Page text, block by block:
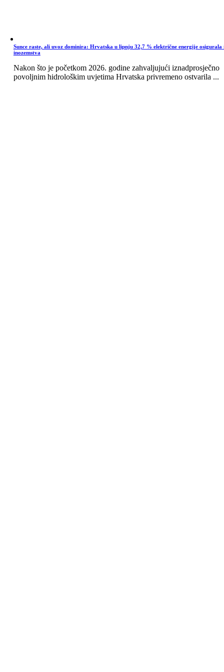
Sunce raste, ali uvoz dominira: Hrvatska u lipnju 32,7 % električne energije osigurala
inozemstva
Nakon što je početkom 2026. godine zahvaljujući iznadprosječno
povoljnim hidrološkim uvjetima Hrvatska privremeno ostvarila ...